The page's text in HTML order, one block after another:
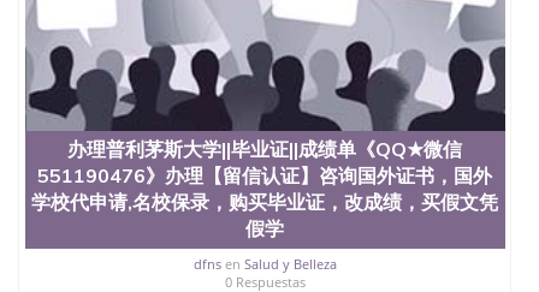
办理普利茅斯大学||毕业证||成绩单《QQ★微信
551190476》办理【留信认证】咨询国外证书，国外
学校代申请,名校保录，购买毕业证，改成绩，买假文凭
假学
dfnsen Salud y Belleza
0 Respuestas